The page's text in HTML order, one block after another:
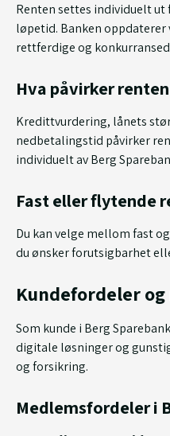
Renten settes individuelt
løpetid. Banken oppdaterer
rettferdige og
Hva påvirker
Kredittvurdering, lånets
nedbetalingstid påvirker
individuelt av Berg
Fast eller flytende
Du kan velge mellom fast
du ønsker forutsigbarhet
Kundefordeler
Som kunde i Berg
digitale løsninger og
og forsikring.
Medlemsfordeler i